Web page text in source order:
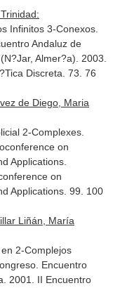
Infinitos 3-Conexos.
Andaluz de
Almer?a). 2003.
Discreta. 73. 76
de Diego, Maria
2-Complexes.
on
Applications.
on
Applications. 99. 100
Liñán, María
2-Complejos
Encuentro
2001. II Encuentro